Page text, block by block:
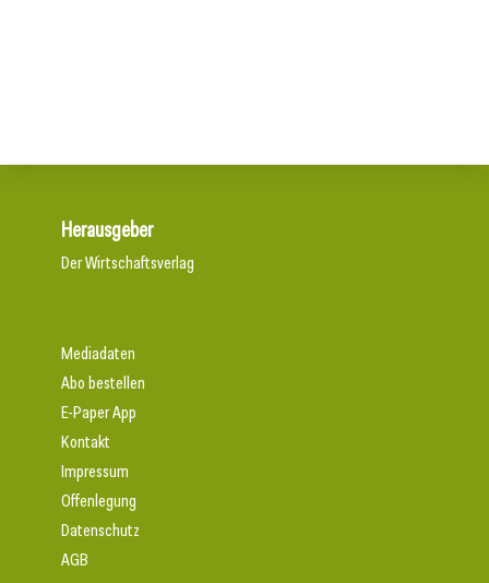
Herausgeber
Der Wirtschaftsverlag
Mediadaten
Abo bestellen
E-Paper App
Kontakt
Impressum
Offenlegung
Datenschutz
AGB